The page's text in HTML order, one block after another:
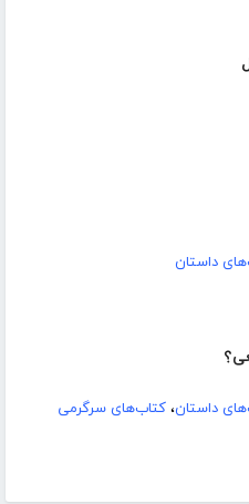
داستان
داستان، کتاب‌های سرگرمی